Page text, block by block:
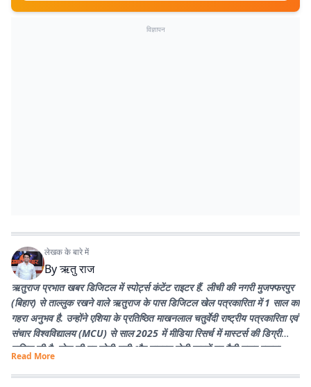
विज्ञापन
लेखक के बारे में
Byऋतु राज
ऋतुराज प्रभात खबर डिजिटल में स्पोर्ट्स कंटेंट राइटर हैं. लीची की नगरी मुजफ्फरपुर
(बिहार) से ताल्लुक रखने वाले ऋतुराज के पास डिजिटल खेल पत्रकारिता में 1 साल का
गहरा अनुभव है. उन्होंने एशिया के प्रतिष्ठित माखनलाल चतुर्वेदी राष्ट्रीय पत्रकारिता एवं
संचार विश्वविद्यालय (MCU) से साल 2025 में मीडिया रिसर्च में मास्टर्स की डिग्री
हासिल की है. खेल की हर छोटी-बड़ी और वायरल होती खबरों पर पैनी नजर रखना
सटीक और विश्लेषण से भरी खबर सबसे पहले पहुंचाना है. पढ़ने और क्रिकेट खेलने के
Read More